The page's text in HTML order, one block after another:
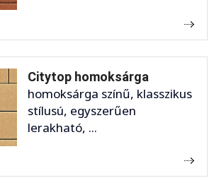
Citytop homoksárga
homoksárga színű, klasszikus
stílusú, egyszerűen
lerakható, ...